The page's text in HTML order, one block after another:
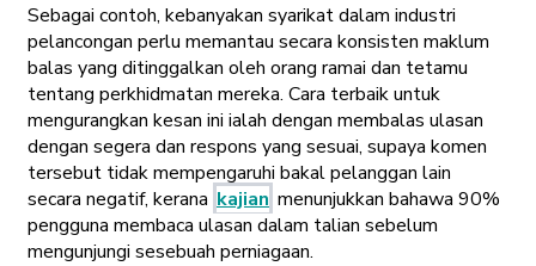
Sebagai contoh, kebanyakan syarikat dalam industri
pelancongan perlu memantau secara konsisten maklum
balas yang ditinggalkan oleh orang ramai dan tetamu
tentang perkhidmatan mereka. Cara terbaik untuk
mengurangkan kesan ini ialah dengan membalas ulasan
dengan segera dan respons yang sesuai, supaya komen
tersebut tidak mempengaruhi bakal pelanggan lain
secara negatif, kerana kajian menunjukkan bahawa 90%
pengguna membaca ulasan dalam talian sebelum
mengunjungi sesebuah perniagaan.